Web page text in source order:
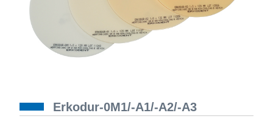
Erkodur-0M1/-A1/-A2/-A3